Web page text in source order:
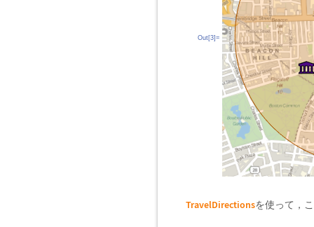
Out[3]=
TravelDirectionsを使って，